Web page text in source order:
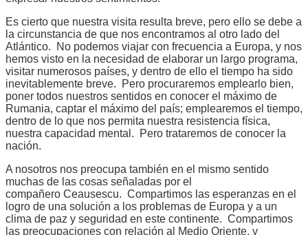
Es cierto que nuestra visita resulta breve, pero ello se debe a
la circunstancia de que nos encontramos al otro lado del
Atlántico. No podemos viajar con frecuencia a Europa, y nos
hemos visto en la necesidad de elaborar un largo programa,
visitar numerosos países, y dentro de ello el tiempo ha sido
inevitablemente breve. Pero procuraremos emplearlo bien,
poner todos nuestros sentidos en conocer el máximo de
Rumania, captar el máximo del país; emplearemos el tiempo,
dentro de lo que nos permita nuestra resistencia física,
nuestra capacidad mental. Pero trataremos de conocer la
nación.
A nosotros nos preocupa también en el mismo sentido
muchas de las cosas señaladas por el
compañero Ceausescu. Compartimos las esperanzas en el
logro de una solución a los problemas de Europa y a un
clima de paz y seguridad en este continente. Compartimos
las preocupaciones con relación al Medio Oriente, y